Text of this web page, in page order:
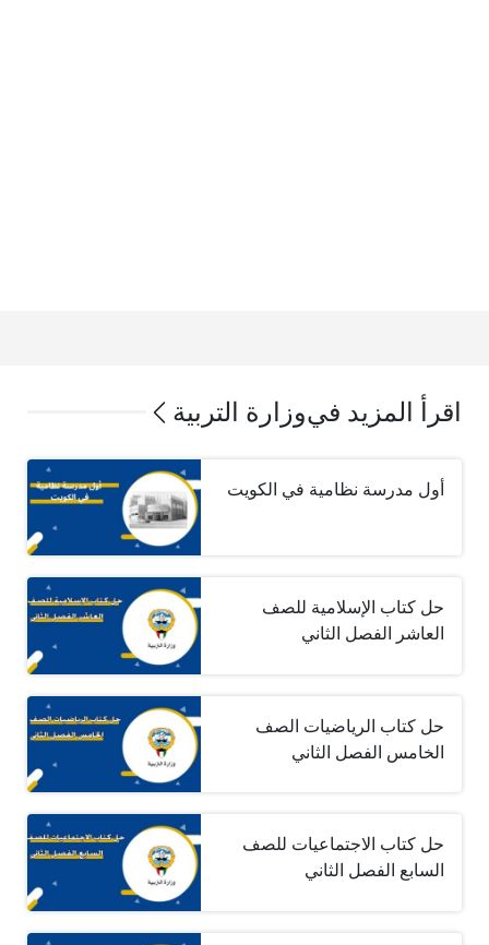
اقرأ المزيد فيوزارة التربية
أول مدرسة نظامية في الكويت
حل كتاب الإسلامية للصف
العاشر الفصل الثاني
حل كتاب الرياضيات الصف
الخامس الفصل الثاني
حل كتاب الاجتماعيات للصف
السابع الفصل الثاني